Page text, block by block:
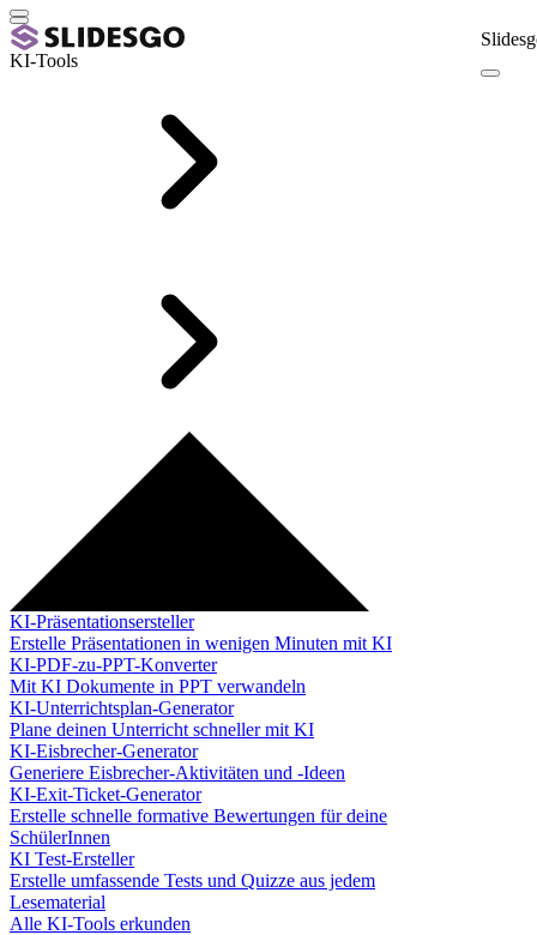
KI-Tools
KI-Präsentationsersteller
Erstelle Präsentationen in wenigen Minuten mit KI
KI-PDF-zu-PPT-Konverter
Mit KI Dokumente in PPT verwandeln
KI-Unterrichtsplan-Generator
Plane deinen Unterricht schneller mit KI
KI-Eisbrecher-Generator
Generiere Eisbrecher-Aktivitäten und -Ideen
KI-Exit-Ticket-Generator
Erstelle schnelle formative Bewertungen für deine
SchülerInnen
KI Test-Ersteller
Erstelle umfassende Tests und Quizze aus jedem
Lesematerial
Alle KI-Tools erkunden